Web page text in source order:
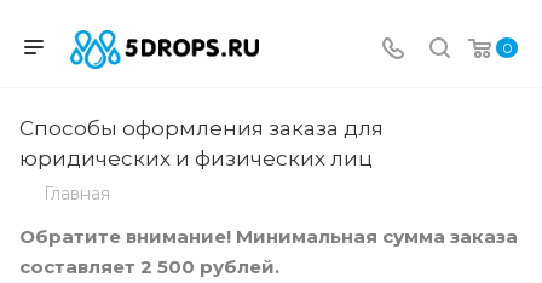
0
Способы оформления заказа для
юридических и физических лиц
Главная
Обратите внимание! Минимальная сумма заказа
составляет 2 500 рублей.